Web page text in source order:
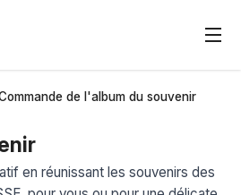
de l'album du souvenir
en réunissant les souvenirs des